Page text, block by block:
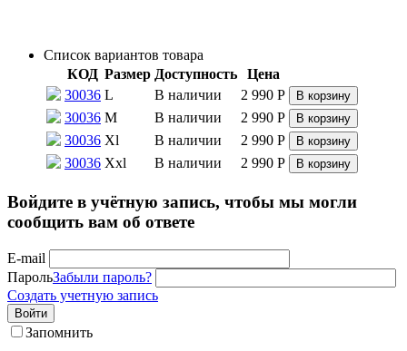
Список вариантов товара
КОД Размер Доступность
Цена
30036 L В наличии 2 990 Р В корзину
30036 M В наличии 2 990 Р В корзину
30036 Xl В наличии 2 990 Р В корзину
30036 Xxl В наличии 2 990 Р В корзину
Войдите в учётную запись, чтобы мы могли
сообщить вам об ответе
E-mail
ПарольЗабыли пароль?
Создать учетную запись
Войти
Запомнить